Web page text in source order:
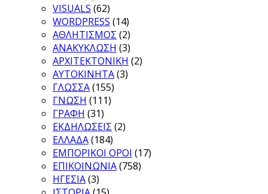
VISUALS (62)
WORDPRESS (14)
ΑΘΛΗΤΙΣΜΟΣ (2)
ΑΝΑΚΥΚΛΩΣΗ (3)
ΑΡΧΙΤΕΚΤΟΝΙΚΗ (2)
ΑΥΤΟΚΙΝΗΤΑ(3)
ΓΛΩΣΣΑ(155)
ΓΝΩΣΗ (111)
ΓΡΑΦΗ (31)
ΕΚΔΗΛΩΣΕΙΣ (2)
ΕΛΛΑΔΑ(184)
ΕΜΠΟΡΙΚΟΙ ΟΡΟΙ (17)
ΕΠΙΚΟΙΝΩΝΙΑ(758)
ΗΓΕΣΙΑ(3)